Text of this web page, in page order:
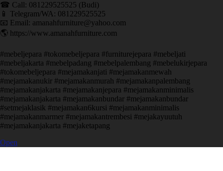
☎ Call: 081229525525 (Budi)
📱 Telegram/WA: 081229525525
📧 Email: amanahfurniture@yahoo.com
🌎 https://www.amanahfurniture.com
#mebeljepara #tokomebeljepara #furniturejepara #mebeljati
#mebeljakarta #mebelpadang #mebelpalembang #mebelukirjepara
#tokomebeljepara #mejamakanjati #mejamakanmewah
#mejamakanukir #mejamakanmurah #mejamakanpalembang
#mejamakanjakarta #mejamakanjepara #mejamakanminimalis
#mejamakanjakarta #mejamakanbundar #mejamakanbundar
#setmejaklasik #mejamakan6kursi #mejamakanminimalis
#mejamakanmarmer #mejamakantrembesi #mejakayuutuh
#mejamakanjakarta #mejaketapang
Open